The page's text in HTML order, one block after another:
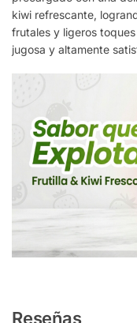
kiwi refrescante,
frutales y ligeros
jugosa y altamente
Reseñas